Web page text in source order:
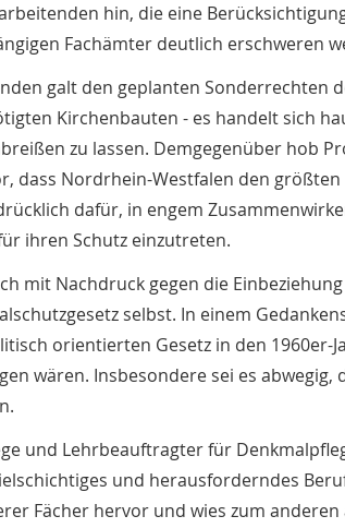
hin, die eine
Fachämter deutlich erschweren
galt den geplanten Sonderrechten
Kirchenbauten - es handelt sich
zu lassen. Demgegenüber hob
dass Nordrhein-Westfalen den
dafür, in engem
ihren Schutz einzutreten.
mit Nachdruck gegen die
selbst. In einem
orientierten Gesetz in den
wären. Insbesondere sei es
und Lehrbeauftragter für
und herausforderndes
Fächer hervor und wies zum